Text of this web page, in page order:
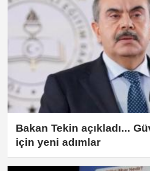
Bakan Tekin açıkladı...
için yeni adımlar